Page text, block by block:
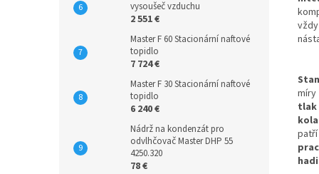
vysoušeč vzduchu
2 551 €
Master F 60 Stacionární naftové
topidlo
7 724 €
Master F 30 Stacionární naftové
topidlo
6 240 €
Nádrž na kondenzát pro
odvlhčovač Master DHP 55
4250.320
78 €
míry
tlak
kola